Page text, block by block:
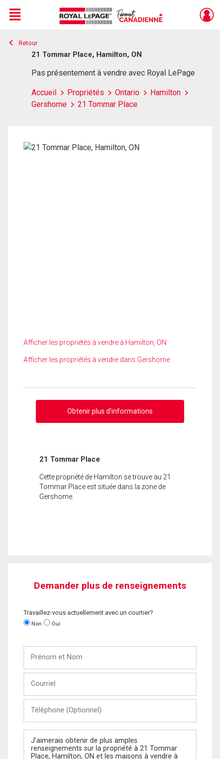
Live
En Direct
Menu
Retour
21 Tommar Place, Hamilton, ON
Pas présentement à vendre avec Royal LePage
Accueil Propriétés Ontario
Hamilton
Gershome
21 Tommar Place
Afficher les propriétés à vendre à Hamilton, ON
Afficher les propriétés à vendre dans Gershome
Obtenir plus d'informations
21 Tommar Place
Cette propriété de Hamilton se trouve au 21
Tommar Place est située dans la zone de
Gershome.
Demander plus de renseignements
Travaillez-vous actuellement avec un courtier?
Non Oui
Nom
(Optionnel)
Message